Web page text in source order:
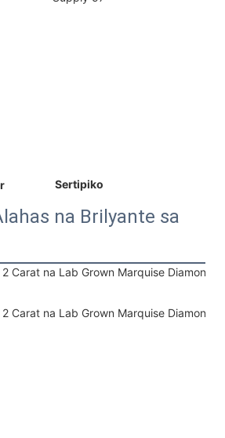
Sertipiko
na Brilyante sa